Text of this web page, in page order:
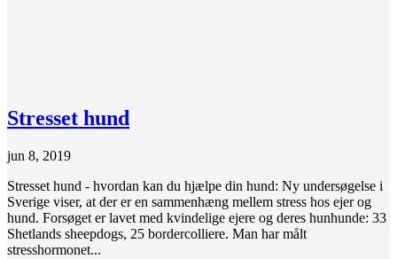
Stresset hund
jun 8, 2019
Stresset hund - hvordan kan du hjælpe din hund: Ny undersøgelse i
Sverige viser, at der er en sammenhæng mellem stress hos ejer og
hund. Forsøget er lavet med kvindelige ejere og deres hunhunde: 33
Shetlands sheepdogs, 25 bordercolliere. Man har målt
stresshormonet...